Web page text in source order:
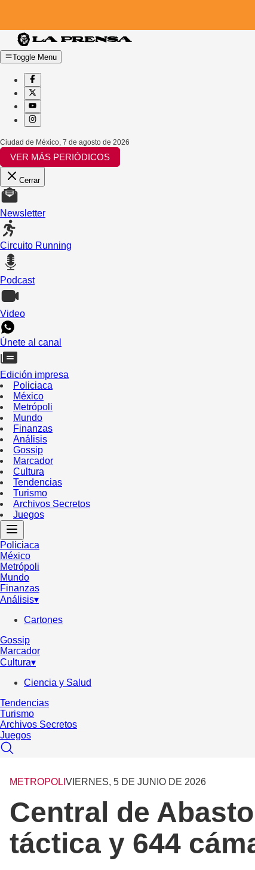
Toggle Menu
Ciudad de México 7 de agosto de 2026
VER MÁS PERIÓDICOS
Cerrar
Newsletter
Circuito Running
Podcast
Video
Únete al canal
Edición impresa
Policiaca
México
Metrópoli
Mundo
Finanzas
Análisis
Gossip
Marcador
Cultura
Tendencias
Turismo
Archivos Secretos
Juegos
Policiaca
México
Metrópoli
Mundo
Finanzas
Análisis▾
Cartones
Gossip
Marcador
Cultura▾
Ciencia y Salud
Tendencias
Turismo
Archivos Secretos
Juegos
METROPOLI VIERNES, 5 DE JUNIO DE 2026
Central de
táctica y 644